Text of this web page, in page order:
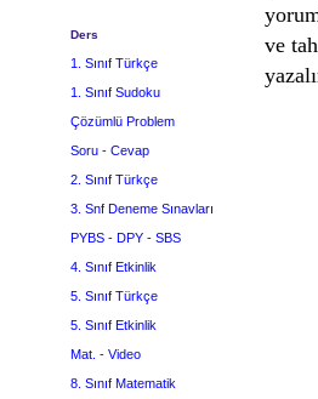
ve
Ders
1. Sınıf Türkçe
1. Sınıf Sudoku
Çözümlü Problem
Soru - Cevap
2. Sınıf Türkçe
3. Snf Deneme Sınavları
PYBS - DPY - SBS
4. Sınıf Etkinlik
5. Sınıf Türkçe
5. Sınıf Etkinlik
Mat. - Video
8. Sınıf Matematik